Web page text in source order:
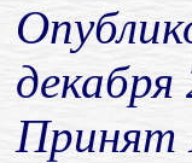
декабря
Принят